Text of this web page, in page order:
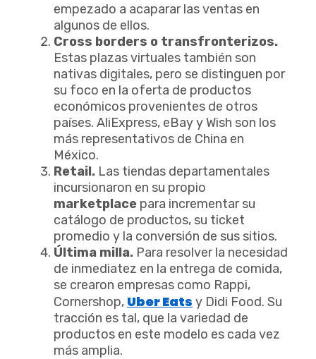
empezado a acaparar las ventas en
algunos de ellos.
Cross borders o transfronterizos.
Estas plazas virtuales también son
nativas digitales, pero se distinguen por
su foco en la oferta de productos
económicos provenientes de otros
países. AliExpress, eBay y Wish son los
más representativos de China en
México.
Retail. Las tiendas departamentales
incursionaron en su propio
marketplace para incrementar su
catálogo de productos, su ticket
promedio y la conversión de sus sitios.
Última milla. Para resolver la necesidad
de inmediatez en la entrega de comida,
se crearon empresas como Rappi,
Cornershop, Uber Eats y Didi Food. Su
tracción es tal, que la variedad de
productos en este modelo es cada vez
más amplia.